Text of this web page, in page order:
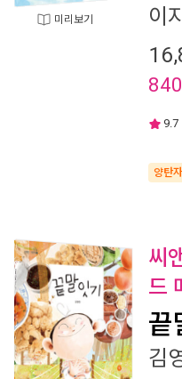
미리보기
이
840
9.7
양탄
씨
드
끝
김